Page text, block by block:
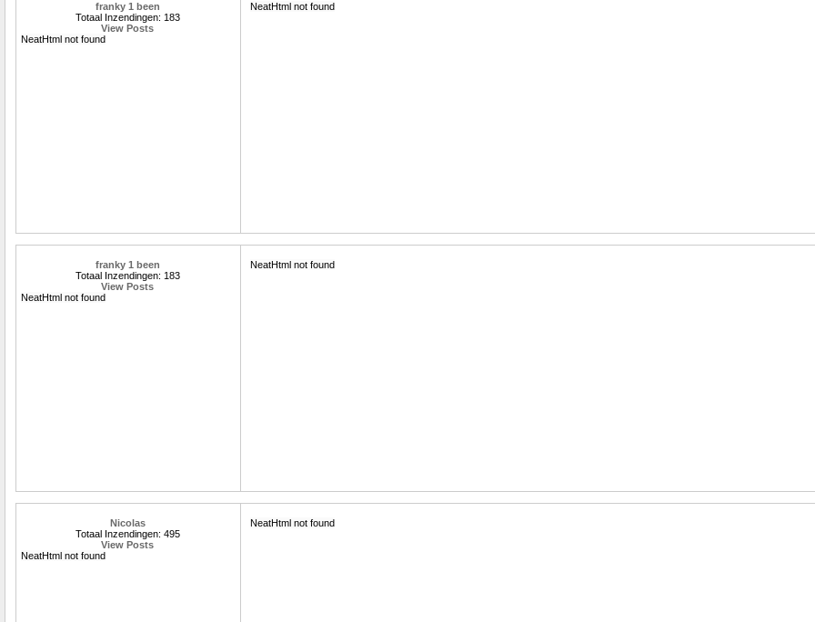
franky 1 been
Totaal Inzendingen: 183
View Posts
NeatHtml not found
NeatHtml not found
franky 1 been
Totaal Inzendingen: 183
View Posts
NeatHtml not found
NeatHtml not found
Nicolas
Totaal Inzendingen: 495
View Posts
NeatHtml not found
NeatHtml not found